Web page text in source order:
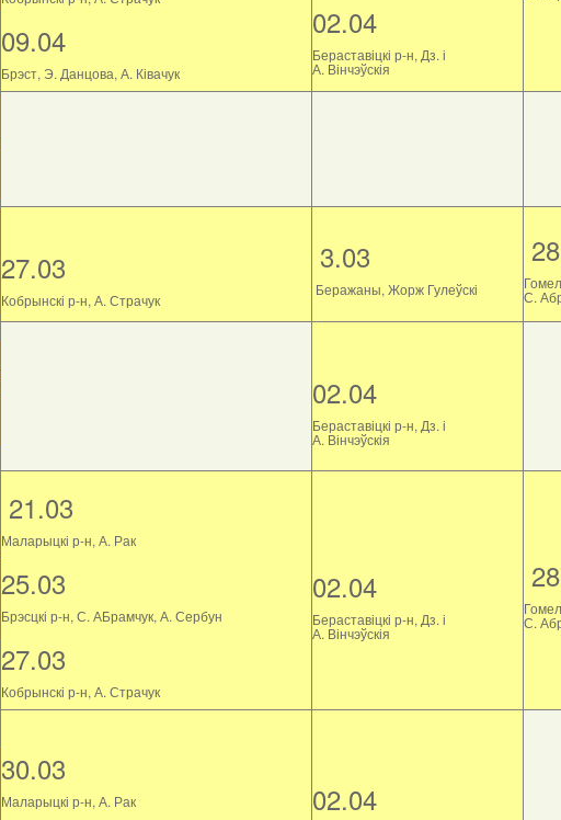
09.04
Брэст, Э. Данцова, А. Ківачук
02.04
Бераставіцкі р-н, Дз. і
А. Вінчэўскія
27.03
Кобрынскі р-н, А. Страчук
3.03
Беражаны, Жорж Гулеўскі С.
02.04
Бераставіцкі р-н, Дз. і
А. Вінчэўскія
21.03
Маларыцкі р-н, А. Рак
25.03
Брэсцкі р-н, С. АБрамчук, А. Сербун
27.03
Кобрынскі р-н, А. Страчук
02.04
Бераставіцкі р-н, Дз. і
А. Вінчэўскія
С.
30.03
Маларыцкі р-н, А. Рак 02.04